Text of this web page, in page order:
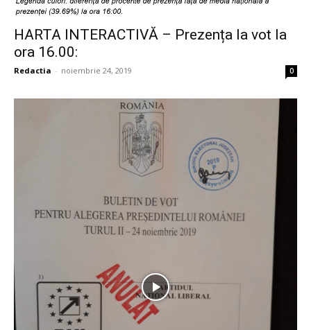
HARTA INTERACTIVĂ – Prezența la vot la
ora 16.00:
Redactia - noiembrie 24, 2019 0